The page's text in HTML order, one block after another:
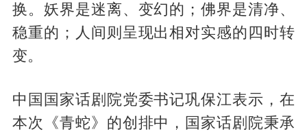
换。妖界是迷离、变幻的；佛界是清净、
稳重的；人间则呈现出相对实感的四时转
变。
中国国家话剧院党委书记巩保江表示，在
本次《青蛇》的创排中，国家话剧院秉承